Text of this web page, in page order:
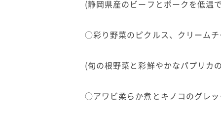
(静岡県産のビーフとポークを低温
○彩り野菜のピクルス、クリーム
(旬の根野菜と彩鮮やかなパプリカ
○アワビ柔らか煮とキノコのグレ